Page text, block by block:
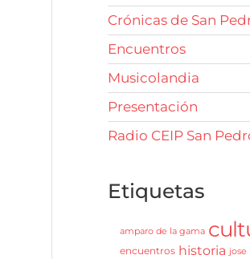
Crónicas de San
Encuentros
Musicolandia
Presentación
Radio CEIP San
Etiquetas
amparo de la gama
encuentros historia jose